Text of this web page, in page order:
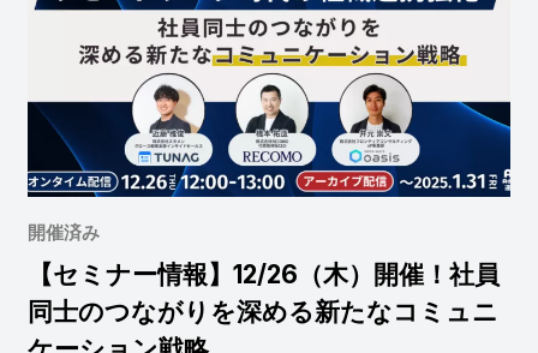
開催済み
【セミナー情報】12/26（木）開催！社員
同士のつながりを深める新たなコミュニ